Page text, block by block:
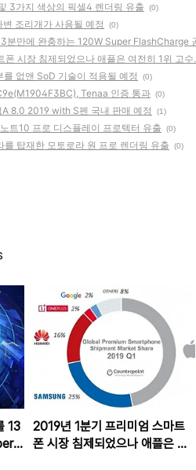
3가지 색상의 픽셀4 렌더링 유출 (0)
조리개가 사용될 예정 (0)
만에 완충하는 120W Super FlashCharge
폰 시장 침제되었으나 애플은 여전히 1위 고수
없앤 SoD 기술이 적용될 예정 (0)
Tenaa 인증 통과 (0)
8.0 2019 with S펜 국내 판매 예정 (1)
트10 프로 디스플레이 프로텍터 유출 (0)
탑재한 모토로라 원 프로 렌더링 유출 (0)
13
2019년 1분기 프리미엄 스마트
폰 시장 침제되었으나 애플은 여